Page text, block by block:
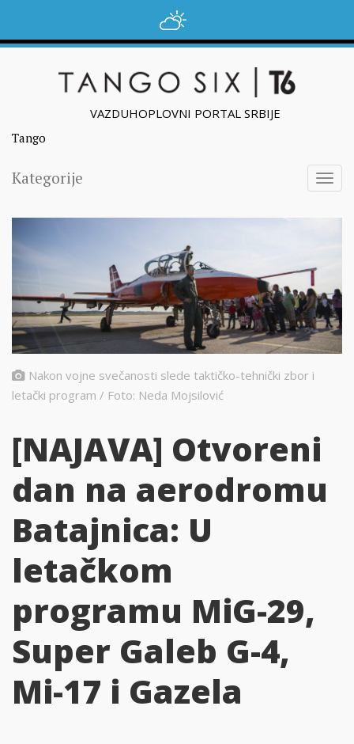
VAZDUHOPLOVNI PORTAL SRBIJE
Tango
Kategorije
Nakon vojne svečanosti slede taktičko-tehnički zbor i
letački program / Foto: Neda Mojsilović
[NAJAVA] Otvoreni
dan na aerodromu
Batajnica: U
letačkom
programu MiG-29,
Super Galeb G-4,
Mi-17 i Gazela